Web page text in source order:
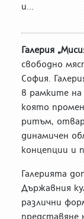
и...
Галерия
свободно
София.
в рамките
която
ритъм,
динамичен
концепции и
Галерията
Държавния
различни
представяне